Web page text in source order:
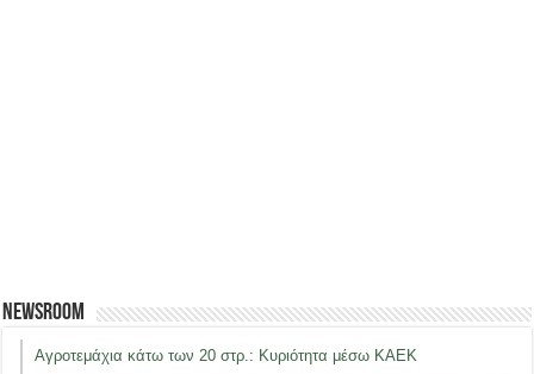
Newsroom
Αγροτεμάχια κάτω των 20 στρ.: Κυριότητα μέσω ΚΑΕΚ